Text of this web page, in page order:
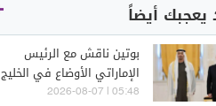
يعجبك أيضاً
بوتين ناقش مع الرئيس
الإماراتي الأوضاع في الخليج
وأوكرانيا
05:48 | 2026-08-07